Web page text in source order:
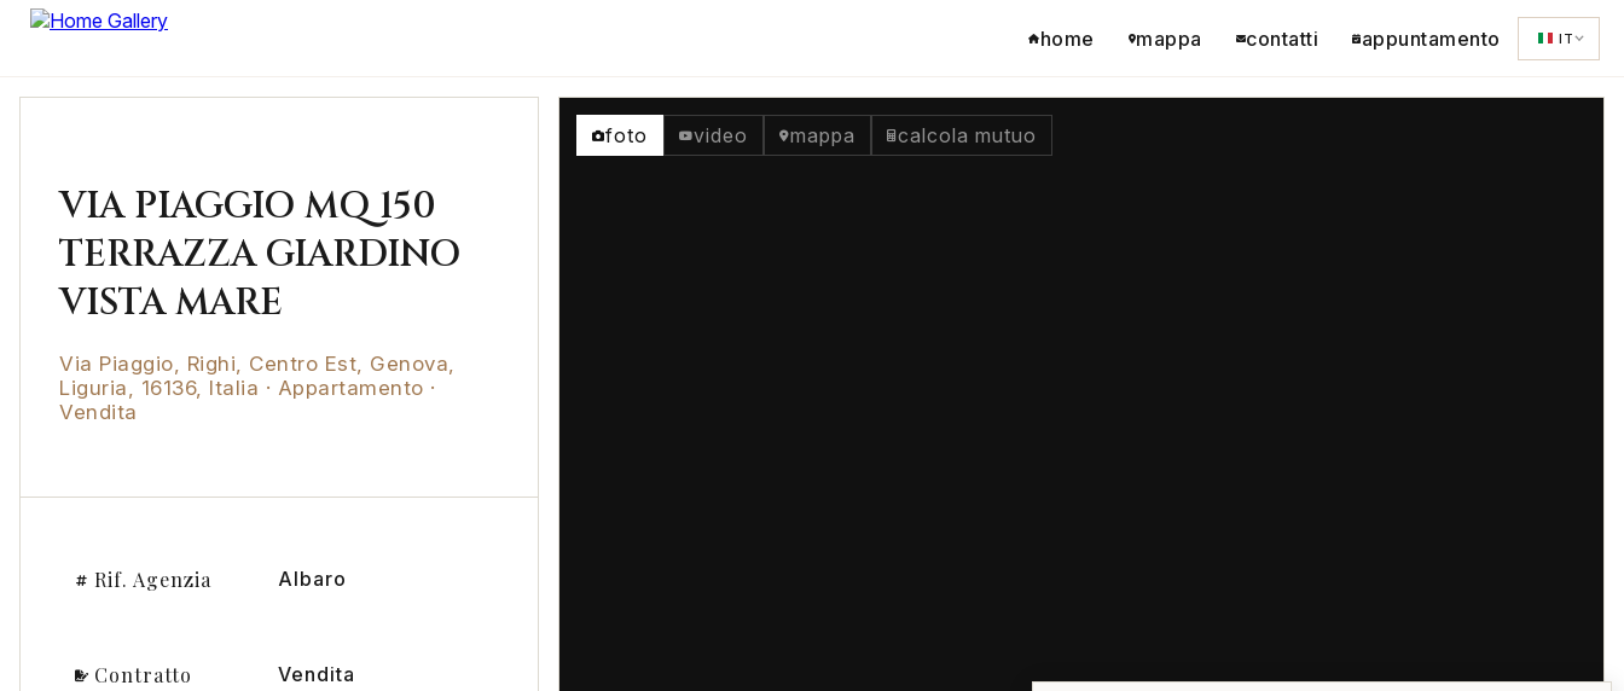
home mappa contatti appuntamento IT
VIA PIAGGIO MQ 150
TERRAZZA GIARDINO
VISTA MARE
Via Piaggio, Righi, Centro Est, Genova,
Liguria, 16136, Italia · Appartamento ·
Vendita
Rif. Agenzia Albaro
Contratto Vendita
foto video mappa calcola mutuo